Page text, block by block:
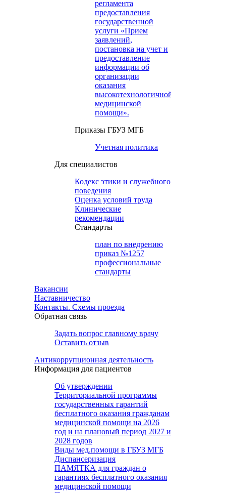
регламента
предоставления
государственной
услуги «Прием
заявлений,
постановка на учет и
предоставление
информации об
организации
оказания
высокотехнологичной
медицинской
помощи».
Приказы ГБУЗ МГБ
Учетная политика
Для специалистов
Кодекс этики и служебного
поведения
Оценка условий труда
Клинические
рекомендации
Cтандарты
план по внедрению
приказ №1257
профессиональные
стандарты
Вакансии
Наставничество
Контакты. Схемы проезда
Обратная связь
Задать вопрос главному врачу
Оставить отзыв
Антикоррупционная деятельность
Информация для пациентов
Об утверждении
Территориальной программы
государственных гарантий
бесплатного оказания гражданам
медицинской помощи на 2026
год и на плановый период 2027 и
2028 годов
Виды мед.помощи в ГБУЗ МГБ
Диспансеризация
ПАМЯТКА для граждан о
гарантиях бесплатного оказания
медицинской помощи